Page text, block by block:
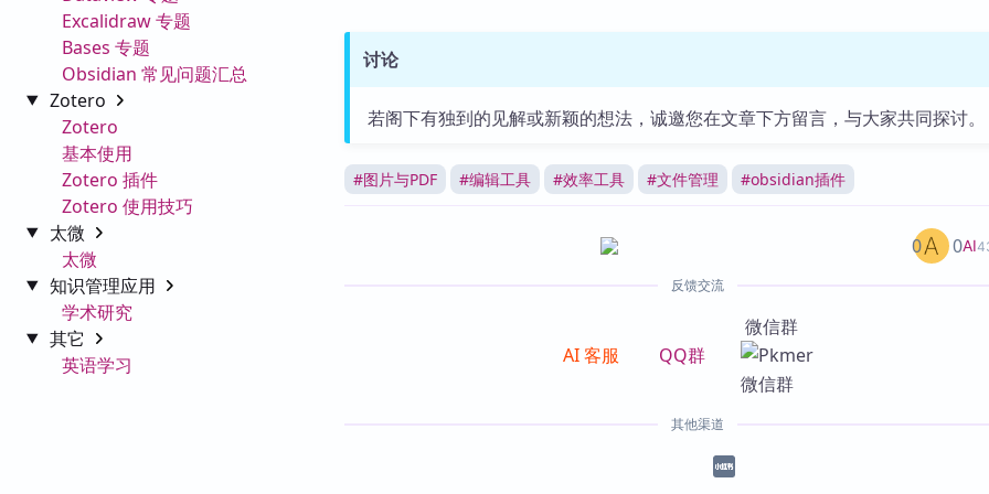
Excalidraw 专题
Bases 专题
Obsidian 常见问题汇总
Zotero
Zotero
基本使用
Zotero 插件
Zotero 使用技巧
太微
太微
知识管理应用
学术研究
其它
英语学习
讨论
若阁下有独到的见解或新颖的想法，诚邀您在文章下方留言，与大家共同探讨。
#图片与PDF #编辑工具 #效率工具 #文件管理 #obsidian插件
AI
0 0
反馈交流
AI 客服 QQ群
微信群
其他渠道